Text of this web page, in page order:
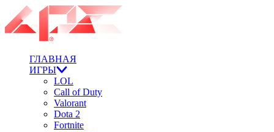
ГЛАВНАЯ
ИГРЫ
LOL
Call of Duty
Valorant
Dota 2
Fortnite